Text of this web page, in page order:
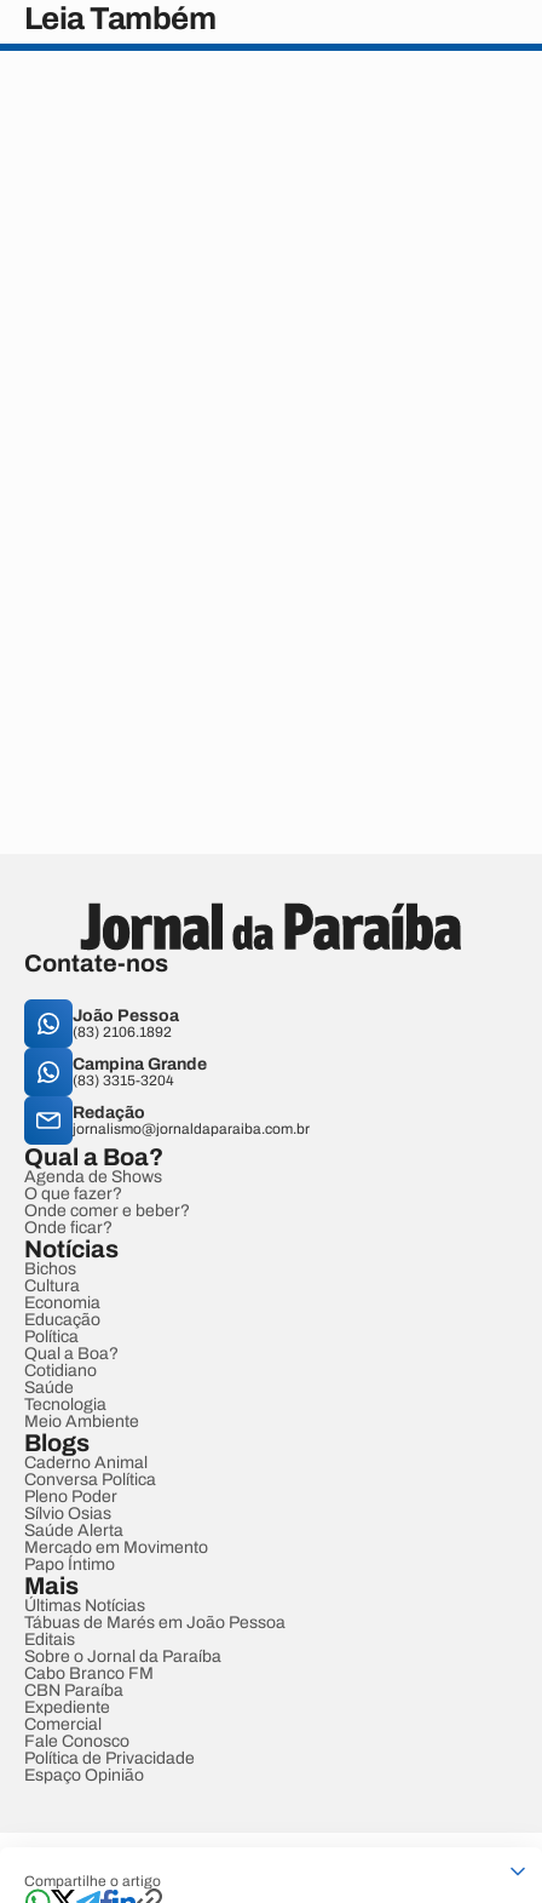
Compartilhe o artigo
Leia Também
Contate-nos
João Pessoa
(83) 2106.1892
Campina Grande
(83) 3315-3204
Redação
jornalismo@jornaldaparaiba.com.br
Qual a Boa?
Agenda de Shows
O que fazer?
Onde comer e beber?
Onde ficar?
Notícias
Bichos
Cultura
Economia
Educação
Política
Qual a Boa?
Cotidiano
Saúde
Tecnologia
Meio Ambiente
Blogs
Caderno Animal
Conversa Política
Pleno Poder
Sílvio Osias
Saúde Alerta
Mercado em Movimento
Papo Íntimo
Mais
Últimas Notícias
Tábuas de Marés em João Pessoa
Editais
Sobre o Jornal da Paraíba
Cabo Branco FM
CBN Paraíba
Expediente
Comercial
Fale Conosco
Política de Privacidade
Espaço Opinião